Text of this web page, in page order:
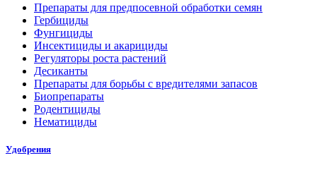
Препараты для предпосевной обработки семян
Гербициды
Фунгициды
Инсектициды и акарициды
Регуляторы роста растений
Десиканты
Препараты для борьбы с вредителями запасов
Биопрепараты
Родентициды
Нематициды
Удобрения